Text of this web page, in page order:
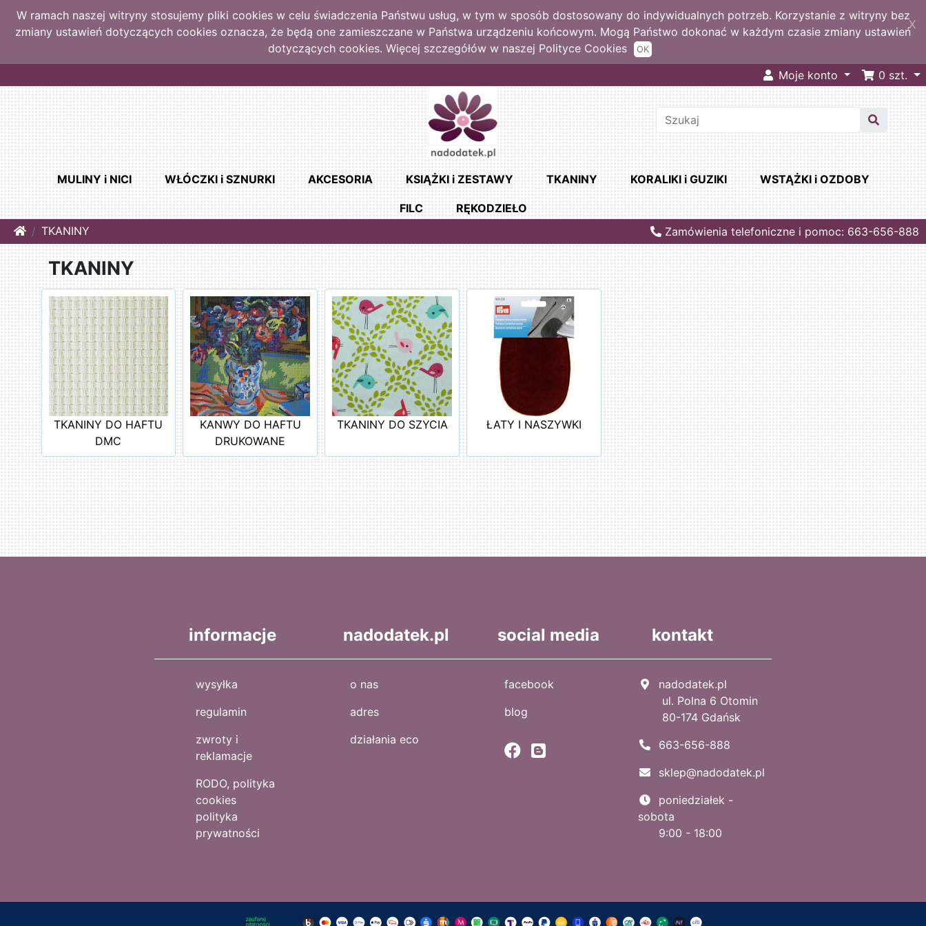
W ramach naszej witryny stosujemy pliki cookies w celu świadczenia Państwu usług, w tym w sposób dostosowany do indywidualnych potrzeb. Korzystanie z witryny bez
zmiany ustawień dotyczących cookies oznacza, że będą one zamieszczane w Państwa urządzeniu końcowym. Mogą Państwo dokonać w każdym czasie zmiany ustawień
dotyczących cookies. Więcej szczegółów w naszej Polityce Cookies
X
OK
Moje konto 0 szt.
MULINY i NICI WŁÓCZKI i SZNURKI AKCESORIA KSIĄŻKI i ZESTAWY TKANINY KORALIKI i GUZIKI WSTĄŻKI i OZDOBY
FILC
RĘKODZIEŁO
HomeTKANINY Zamówienia telefoniczne i pomoc: 663-656-888
TKANINY
TKANINY DO HAFTU
DMC
KANWY DO HAFTU
DRUKOWANE
TKANINY DO SZYCIA ŁATY I NASZYWKI
informacje
wysyłka
regulamin
zwroty i
reklamacje
RODO, polityka
cookies
polityka
prywatności
nadodatek.pl
o nas
adres
działania eco
social media
facebook
blog
kontakt
nadodatek.pl
ul. Polna 6 Otomin
80-174 Gdańsk
663-656-888
sklep@nadodatek.pl
poniedziałek -
sobota
9:00 - 18:00